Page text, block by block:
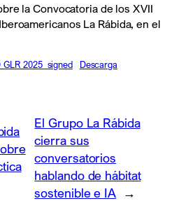
la Convocatoria de los XVII
La Rábida, en el
2025_signed Descarga
El Grupo La Rábida
cierra sus
conversatorios
hablando de hábitat
sostenible e IA →